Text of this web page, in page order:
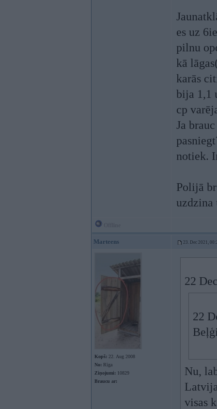
es uz
pilnu
kā
karās
bija 1,1
cp
Ja
notiek.
Polijā
Marteens 23. Dec 2021,
Kopš: 22. Aug 2008
No: Rīga
Ziņojumi: 10829
Braucu ar:
22
22
Nu,
visas